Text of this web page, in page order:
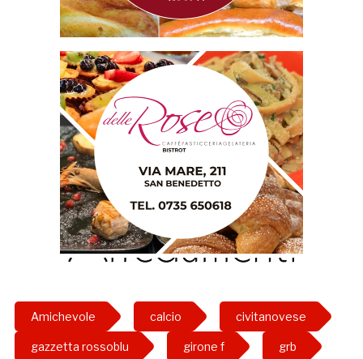
Amichevole calcio civitanovese
gazzetta rossoblu girone f grb